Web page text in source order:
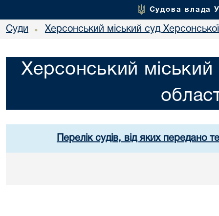
Судова влада
Суди • Херсонський міський суд Херсонської
Херсонський міський
Перелік судів, від яких передано